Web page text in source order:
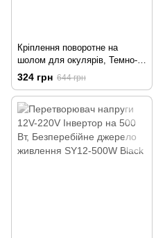
Кріплення поворотне на
шолом для окулярів, Темно-
сірий
324 грн 644 грн